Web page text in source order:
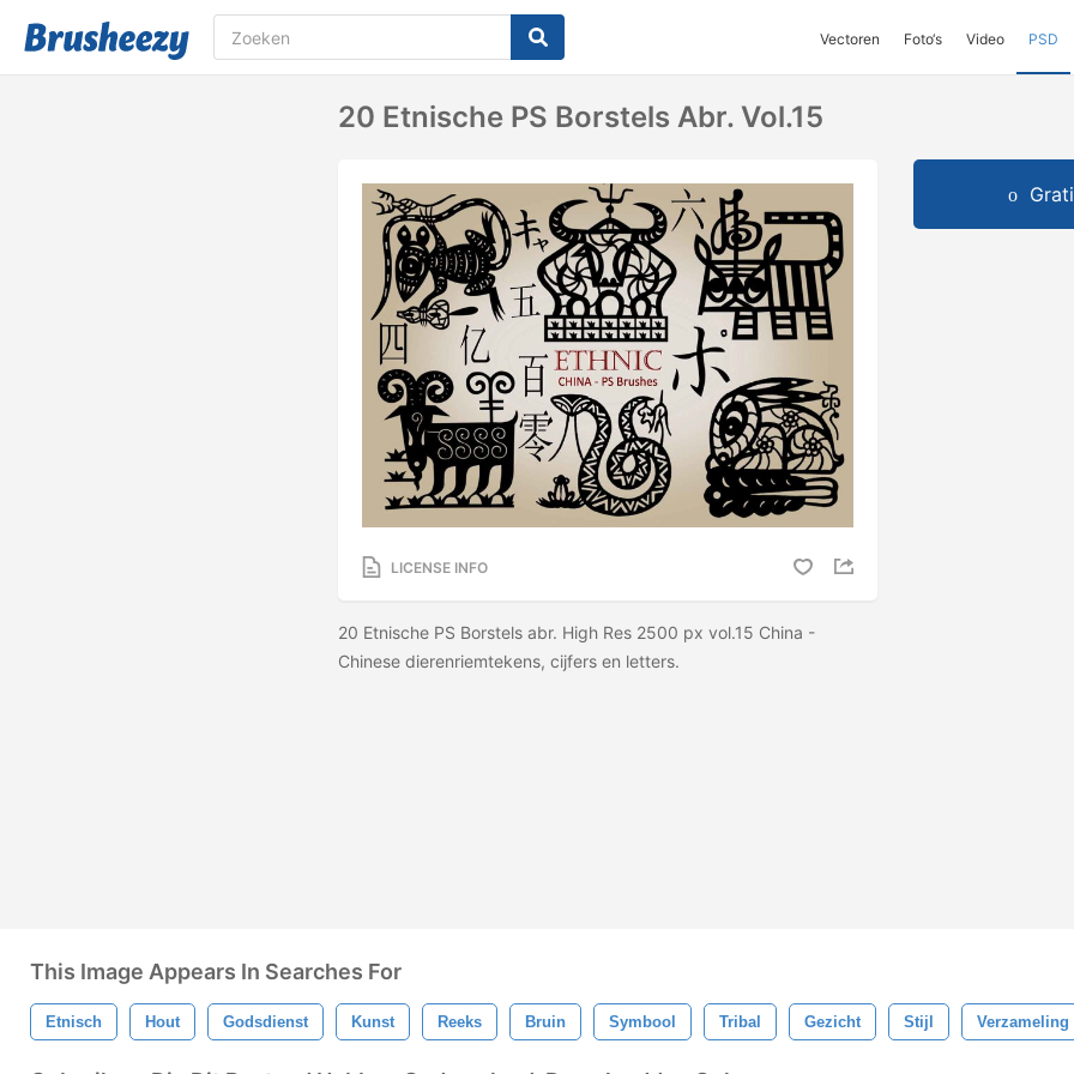
Vectoren Foto‘s Video PSD
20 Etnische PS Borstels Abr. Vol.15
LICENSE INFO
20 Etnische PS Borstels abr. High Res 2500 px vol.15 China -
Chinese dierenriemtekens, cijfers en letters.
This Image Appears In Searches For
Etnisch Hout Godsdienst Kunst Reeks Bruin Symbool Tribal Gezicht Stijl Verzameling